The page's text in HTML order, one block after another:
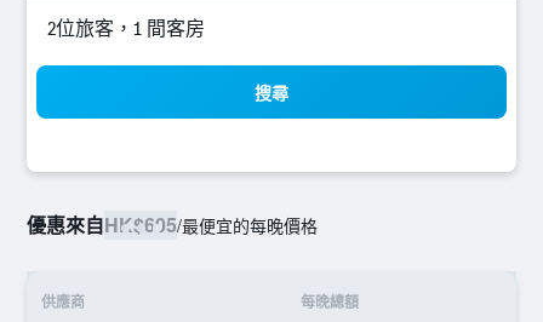
2位旅客，1 間客房
搜尋
優惠來自HK$605/最便宜的每晚價格
供應商 每晚總額